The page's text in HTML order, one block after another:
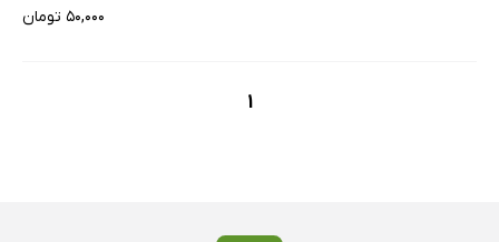
۵۰,۰۰۰ تومان
1